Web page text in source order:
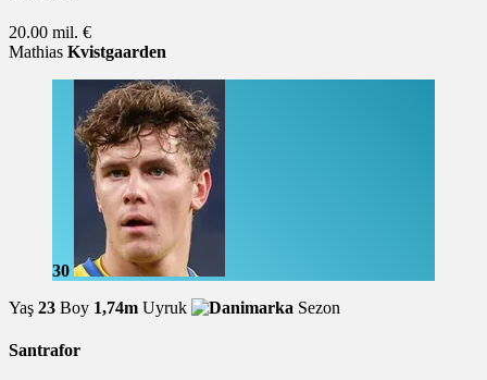
20.00 mil. €
Mathias Kvistgaarden
30
Yaş 23 Boy 1,74m Uyruk Sezon
Santrafor